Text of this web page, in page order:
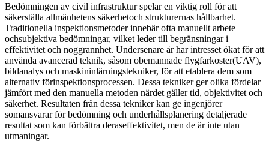
Bedömningen av civil infrastruktur spelar en viktig roll för att
säkerställa allmänhetens säkerhetoch strukturernas hållbarhet.
Traditionella inspektionsmetoder innebär ofta manuellt arbete
ochsubjektiva bedömningar, vilket leder till begränsningar i
effektivitet och noggrannhet. Undersenare år har intresset ökat för att
använda avancerad teknik, såsom obemannade flygfarkoster(UAV),
bildanalys och maskininlärningstekniker, för att etablera dem som
alternativ förinspektionsprocessen. Dessa tekniker ger olika fördelar
jämfört med den manuella metoden närdet gäller tid, objektivitet och
säkerhet. Resultaten från dessa tekniker kan ge ingenjörer
somansvarar för bedömning och underhållsplanering detaljerade
resultat som kan förbättra deraseffektivitet, men de är inte utan
utmaningar.